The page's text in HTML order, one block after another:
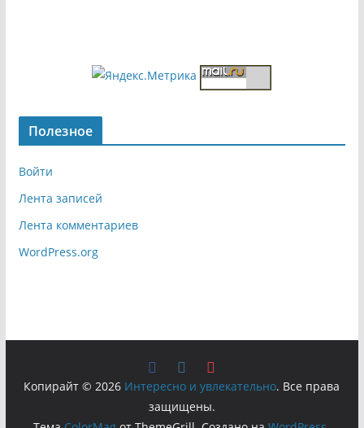
Полезное
Войти
Лента записей
Лента комментариев
WordPress.org
Копирайт © 2026 Интересно и увлекательно. Все права
защищены.